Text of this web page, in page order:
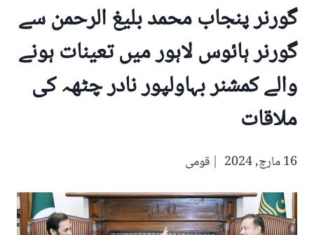
گورنر پنجاب محمد بلیغ الرحمن سے
گورنر ہائوس لاہور میں تعینات ہونے
والے کمشنر بہاولپور نادر چٹھہ کی
ملاقات
16 مارچ, 2024 قومی